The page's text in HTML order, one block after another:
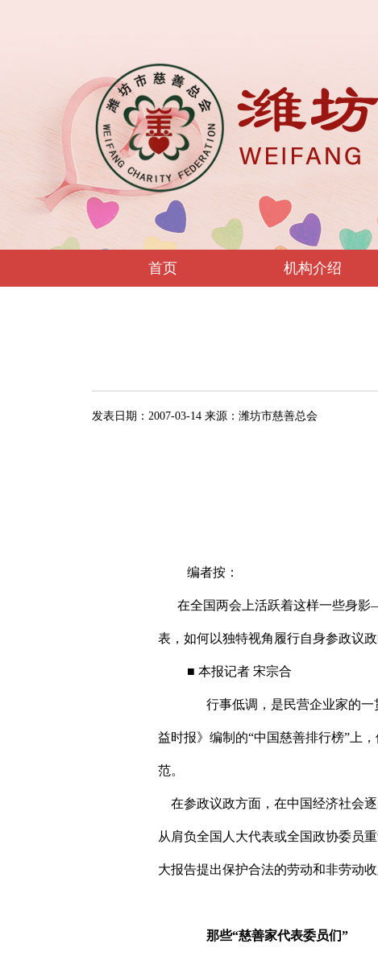
首页 机构介绍
发表日期： 2007-03-14 来源： 潍坊市慈善总会
编者按：
在全国两会上活跃着这样一些身影
表，如何以独特视角履行自身参政议政
■ 本报记者 宋宗合
行事低调，是民营企业家的一
益时报》编制的“中国慈善排行榜”上
范。
在参政议政方面，在中国经济社会
从肩负全国人大代表或全国政协委员
大报告提出保护合法的劳动和非劳动
那些“慈善家代表委员们”